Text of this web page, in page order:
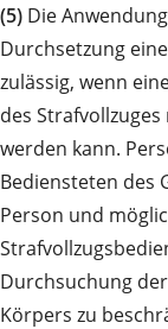
(5) Die
Durchsetzung
zulässig, wenn
des
werden kann.
Bediensteten des
Person und
Durchsuchung
Körpers zu